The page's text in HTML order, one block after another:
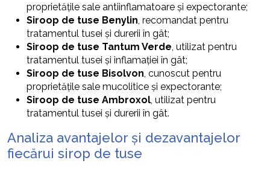
proprietățile sale antiinflamatoare și expectorante;
Siroop de tuse Benylin , recomandat pentru
tratamentul tusei și durerii în gât;
Siroop de tuse Tantum Verde , utilizat pentru
tratamentul tusei și inflamației în gât;
Siroop de tuse Bisolvon , cunoscut pentru
proprietățile sale mucolitice și expectorante;
Siroop de tuse Ambroxol , utilizat pentru
tratamentul tusei și durerii în gât.
Analiza avantajelor și dezavantajelor
fiecărui sirop de tuse